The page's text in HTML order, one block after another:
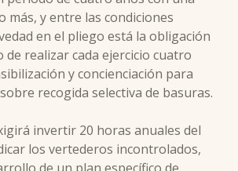
más, y entre las condiciones
en el pliego está la obligación
de realizar cada ejercicio cuatro
y concienciación para
recogida selectiva de basuras.
invertir 20 horas anuales del
los vertederos incontrolados,